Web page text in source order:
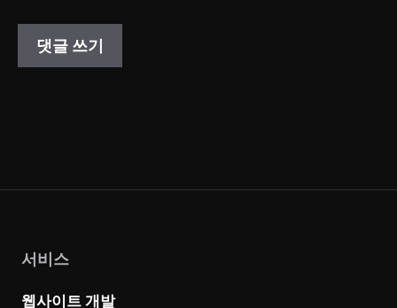
서비스
웹사이트 개발